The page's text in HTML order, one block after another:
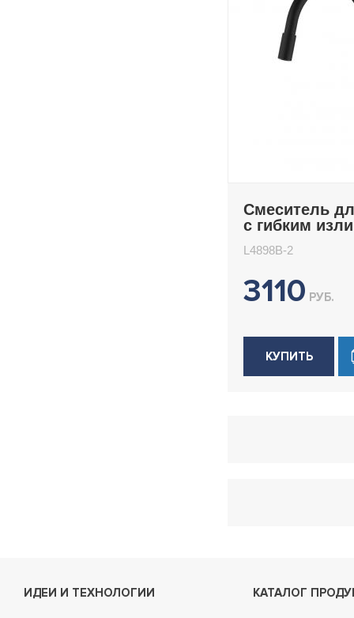
Смеситель
с гибким
L4898B-2
3110 РУБ.
КУПИТЬ
ИДЕИ И ТЕХНОЛОГИИ КАТАЛОГ